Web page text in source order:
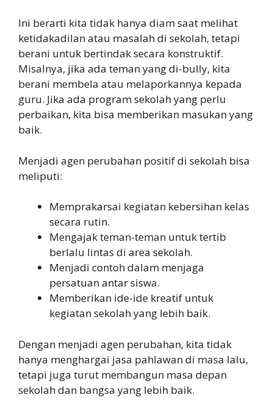
Ini berarti kita tidak hanya diam saat melihat
ketidakadilan atau masalah di sekolah, tetapi
berani untuk bertindak secara konstruktif.
Misalnya, jika ada teman yang di-bully, kita
berani membela atau melaporkannya kepada
guru. Jika ada program sekolah yang perlu
perbaikan, kita bisa memberikan masukan yang
baik.
Menjadi agen perubahan positif di sekolah bisa
meliputi:
Memprakarsai kegiatan kebersihan kelas
secara rutin.
Mengajak teman-teman untuk tertib
berlalu lintas di area sekolah.
Menjadi contoh dalam menjaga
persatuan antar siswa.
Memberikan ide-ide kreatif untuk
kegiatan sekolah yang lebih baik.
Dengan menjadi agen perubahan, kita tidak
hanya menghargai jasa pahlawan di masa lalu,
tetapi juga turut membangun masa depan
sekolah dan bangsa yang lebih baik.